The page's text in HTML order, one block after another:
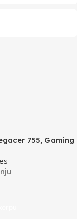
755, Gaming
anti-slip
size: 500mm x